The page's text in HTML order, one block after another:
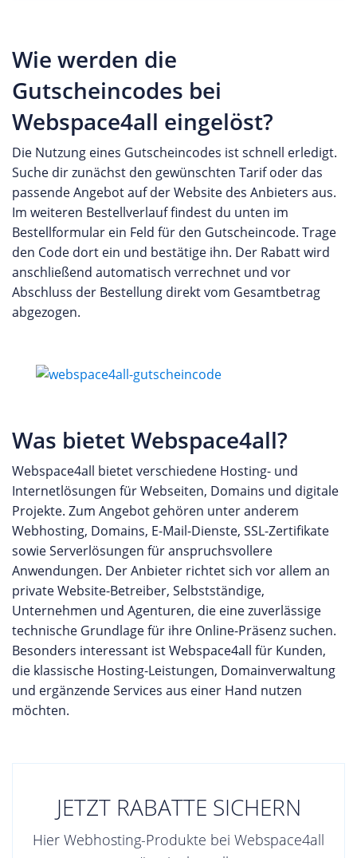
Wie werden die
Gutscheincodes bei
Webspace4all eingelöst?
Die Nutzung eines Gutscheincodes ist schnell erledigt.
Suche dir zunächst den gewünschten Tarif oder das
passende Angebot auf der Website des Anbieters aus.
Im weiteren Bestellverlauf findest du unten im
Bestellformular ein Feld für den Gutscheincode. Trage
den Code dort ein und bestätige ihn. Der Rabatt wird
anschließend automatisch verrechnet und vor
Abschluss der Bestellung direkt vom Gesamtbetrag
abgezogen.
Was bietet Webspace4all?
Webspace4all bietet verschiedene Hosting- und
Internetlösungen für Webseiten, Domains und digitale
Projekte. Zum Angebot gehören unter anderem
Webhosting, Domains, E-Mail-Dienste, SSL-Zertifikate
sowie Serverlösungen für anspruchsvollere
Anwendungen. Der Anbieter richtet sich vor allem an
private Website-Betreiber, Selbstständige,
Unternehmen und Agenturen, die eine zuverlässige
technische Grundlage für ihre Online-Präsenz suchen.
Besonders interessant ist Webspace4all für Kunden,
die klassische Hosting-Leistungen, Domainverwaltung
und ergänzende Services aus einer Hand nutzen
möchten.
JETZT RABATTE SICHERN
Hier Webhosting-Produkte bei Webspace4all